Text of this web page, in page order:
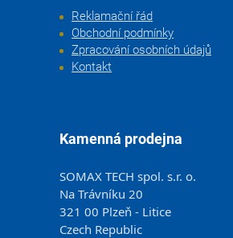
Reklamační řád
Obchodní podmínky
Zpracování osobních údajů
Kontakt
Kamenná prodejna
SOMAX TECH spol. s.r. o.
Na Trávníku 20
321 00 Plzeň - Litice
Czech Republic